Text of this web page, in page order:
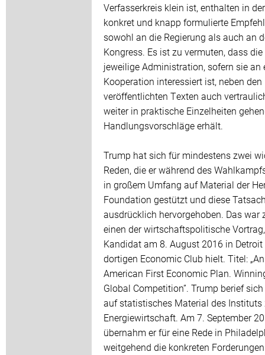
Verfasserkreis klein ist, enthalten in
konkret und knapp formulierte
sowohl an die Regierung als auch an
Kongress. Es ist zu vermuten, dass die
jeweilige Administration, sofern sie an
Kooperation interessiert ist, neben den
veröffentlichten Texten auch
weiter in praktische Einzelheiten
Handlungsvorschläge erhält.
Trump hat sich für mindestens zwei
Reden, die er während des
in großem Umfang auf Material der
Foundation gestützt und diese
ausdrücklich hervorgehoben. Das war
einen der wirtschaftspolitische
Kandidat am 8. August 2016 in
dortigen Economic Club hielt. Titel: „An
American First Economic Plan.
Global Competition”. Trump berief
auf statistisches Material des Instituts
Energiewirtschaft. Am 7. September
übernahm er für eine Rede in
weitgehend die konkreten